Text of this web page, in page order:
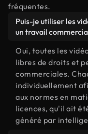
fréquentes.
Puis-je utiliser les
un travail
Oui, toutes les
libres de droits et
commerciales.
individuellement
aux normes en
licences, qu'il ait
généré par